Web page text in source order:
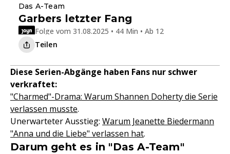
Das A-Team
Garbers letzter Fang
Folge vom 31.08.2025 • 44 Min • Ab 12
Teilen
Diese Serien-Abgänge haben Fans nur schwer
verkraftet:
"Charmed"-Drama: Warum Shannen Doherty die Serie
verlassen musste.
Unerwarteter Ausstieg: Warum Jeanette Biedermann
"Anna und die Liebe" verlassen hat.
Darum geht es in "Das A-Team"